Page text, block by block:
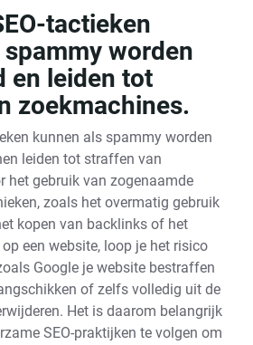
tactieken
worden
en leiden tot
zoekmachines.
kunnen als spammy worden
leiden tot straffen van
het gebruik van zogenaamde
zoals het overmatig gebruik
kopen van backlinks of het
een website, loop je het risico
Google je website bestraffen
of zelfs volledig uit de
Het is daarom belangrijk
SEO-praktijken te volgen om